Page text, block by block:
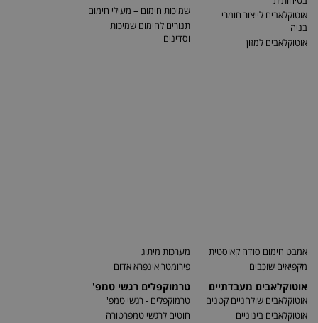
אוטוקלאבים לייצור חומרי
בניה
אוטוקלאבים למזון
שמיכות חימום – מעילי חימום
תנורים לחימום שמיכות
וסדינים
אמבט חימום סודה קאוסטית
מקפיאים שוכבים
אוטוקלאבים מעבדתיים
אוטוקלאבים שולחניים קטנים
אוטוקלאבים בינוניים
מערכות מיתוג
פירומטר אינפרא אדום
טרמוקפלים רגשי טמפ'
טרמוקפלים - רגשי טמפ'
חוטים לרגשי טמפרטורה